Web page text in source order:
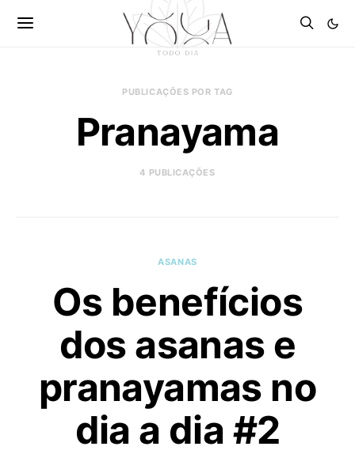
PUBLICAÇÕES POR TAG
Pranayama
4 PUBLICAÇÕES
ASANAS
Os benefícios
dos asanas e
pranayamas no
dia a dia #2